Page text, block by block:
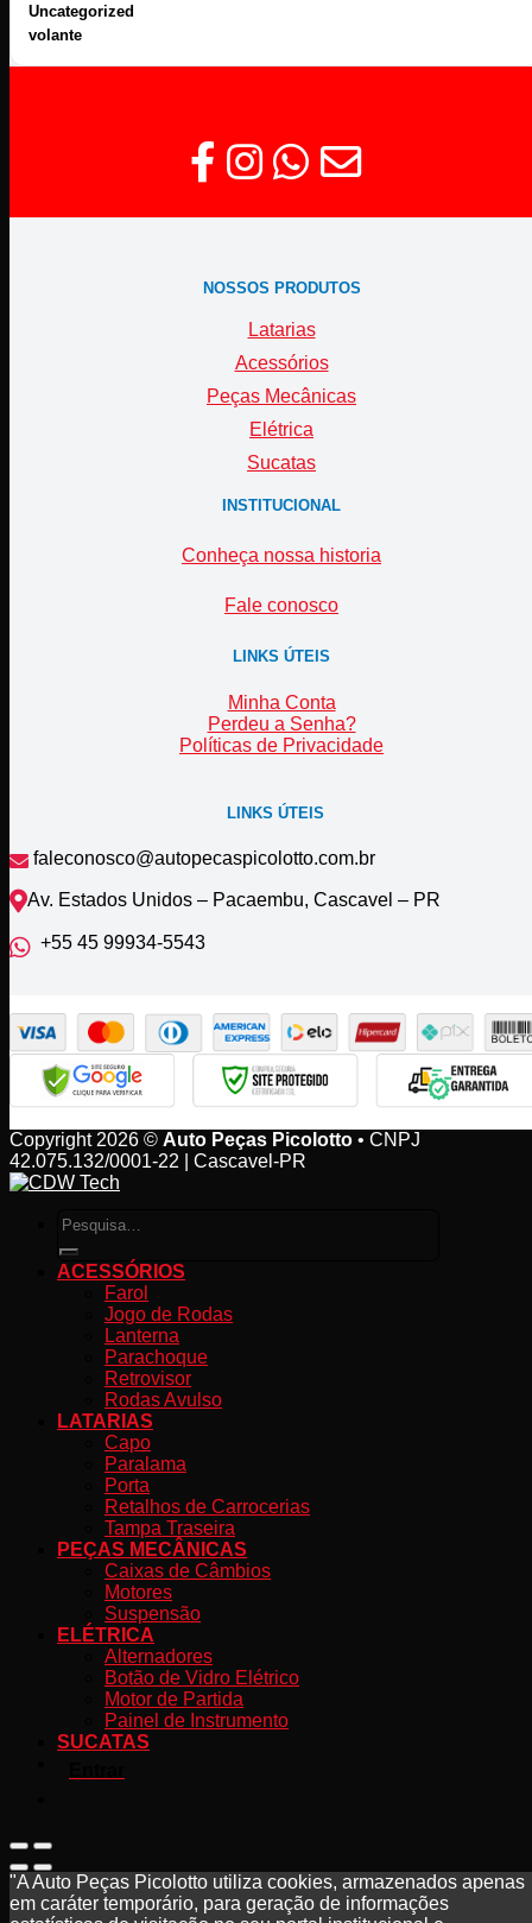
Uncategorized
volante
NOSSOS PRODUTOS
Latarias
Acessórios
Peças Mecânicas
Elétrica
Sucatas
INSTITUCIONAL
Conheça nossa historia
Fale conosco
LINKS ÚTEIS
Minha Conta
Perdeu a Senha?
Políticas de Privacidade
LINKS ÚTEIS
faleconosco@autopecaspicolotto.com.br
Av. Estados Unidos – Pacaembu, Cascavel – PR
+55 45 99934‑5543‬
Copyright 2026 © Auto Peças Picolotto • CNPJ
42.075.132/0001-22 | Cascavel-PR
Pesquisar
por:
ACESSÓRIOS
Farol
Jogo de Rodas
Lanterna
Parachoque
Retrovisor
Rodas Avulso
LATARIAS
Capo
Paralama
Porta
Retalhos de Carrocerias
Tampa Traseira
PEÇAS MECÂNICAS
Caixas de Câmbios
Motores
Suspensão
ELÉTRICA
Alternadores
Botão de Vidro Elétrico
Motor de Partida
Painel de Instrumento
SUCATAS
"A Auto Peças Picolotto utiliza cookies, armazenados apenas
em caráter temporário, para geração de informações